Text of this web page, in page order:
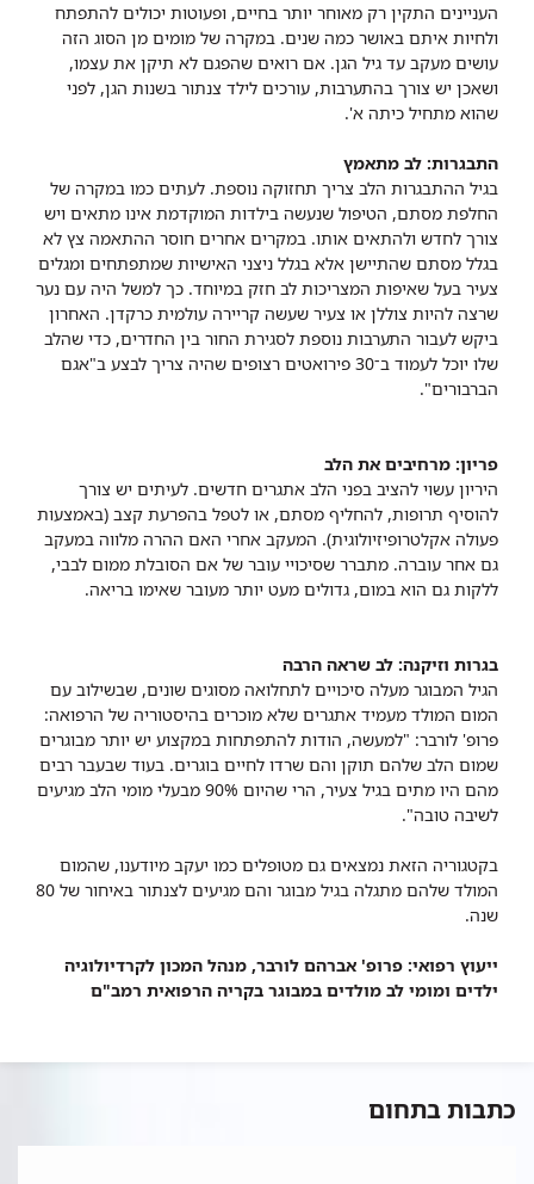
העניינים התקין רק מאוחר יותר בחיים, ופעוטות יכולים להתפתח
ולחיות איתם באושר כמה שנים. במקרה של מומים מן הסוג הזה
עושים מעקב עד גיל הגן. אם רואים שהפגם לא תיקן את עצמו,
ושאכן יש צורך בהתערבות, עורכים לילד צנתור בשנות הגן, לפני
שהוא מתחיל כיתה א'.
התבגרות: לב מתאמץ
בגיל ההתבגרות הלב צריך תחזוקה נוספת. לעתים כמו במקרה של
החלפת מסתם, הטיפול שנעשה בילדות המוקדמת אינו מתאים ויש
צורך לחדש ולהתאים אותו. במקרים אחרים חוסר ההתאמה צץ לא
בגלל מסתם שהתיישן אלא בגלל ניצני האישיות שמתפתחים ומגלים
צעיר בעל שאיפות המצריכות לב חזק במיוחד. כך למשל היה עם נער
שרצה להיות צוללן או צעיר שעשה קריירה עולמית כרקדן. האחרון
ביקש לעבור התערבות נוספת לסגירת החור בין החדרים, כדי שהלב
שלו יוכל לעמוד ב־30 פירואטים רצופים שהיה צריך לבצע ב"אגם
הברבורים".
פריון: מרחיבים את הלב
היריון עשוי להציב בפני הלב אתגרים חדשים. לעיתים יש צורך
להוסיף תרופות, להחליף מסתם, או לטפל בהפרעת קצב (באמצעות
פעולה אקלטרופיזיולוגית). המעקב אחרי האם ההרה מלווה במעקב
גם אחר עוברה. מתברר שסיכויי עובר של אם הסובלת ממום לבבי,
ללקות גם הוא במום, גדולים מעט יותר מעובר שאימו בריאה.
בגרות וזיקנה: לב שראה הרבה
הגיל המבוגר מעלה סיכויים לתחלואה מסוגים שונים, שבשילוב עם
המום המולד מעמיד אתגרים שלא מוכרים בהיסטוריה של הרפואה:
פרופ' לורבר: "למעשה, הודות להתפתחות במקצוע יש יותר מבוגרים
שמום הלב שלהם תוקן והם שרדו לחיים בוגרים. בעוד שבעבר רבים
מהם היו מתים בגיל צעיר, הרי שהיום 90% מבעלי מומי הלב מגיעים
לשיבה טובה".
בקטגוריה הזאת נמצאים גם מטופלים כמו יעקב מיודענו, שהמום
המולד שלהם מתגלה בגיל מבוגר והם מגיעים לצנתור באיחור של 80
שנה.
ייעוץ רפואי: פרופ' אברהם לורבר, מנהל המכון לקרדיולוגיה
ילדים ומומי לב מולדים במבוגר בקריה הרפואית רמב"ם
כתבות בתחום